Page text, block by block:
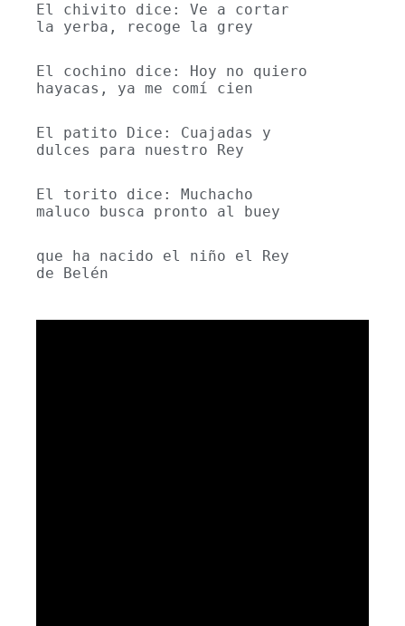
El chivito dice: Ve a cortar
la yerba, recoge la grey
El cochino dice: Hoy no quiero
hayacas, ya me comí cien
El patito Dice: Cuajadas y
dulces para nuestro Rey
El torito dice: Muchacho
maluco busca pronto al buey
que ha nacido el niño el Rey
de Belén